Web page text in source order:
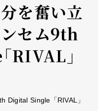
を奮い立
セム9th
」
Digital Single「RIVAL」